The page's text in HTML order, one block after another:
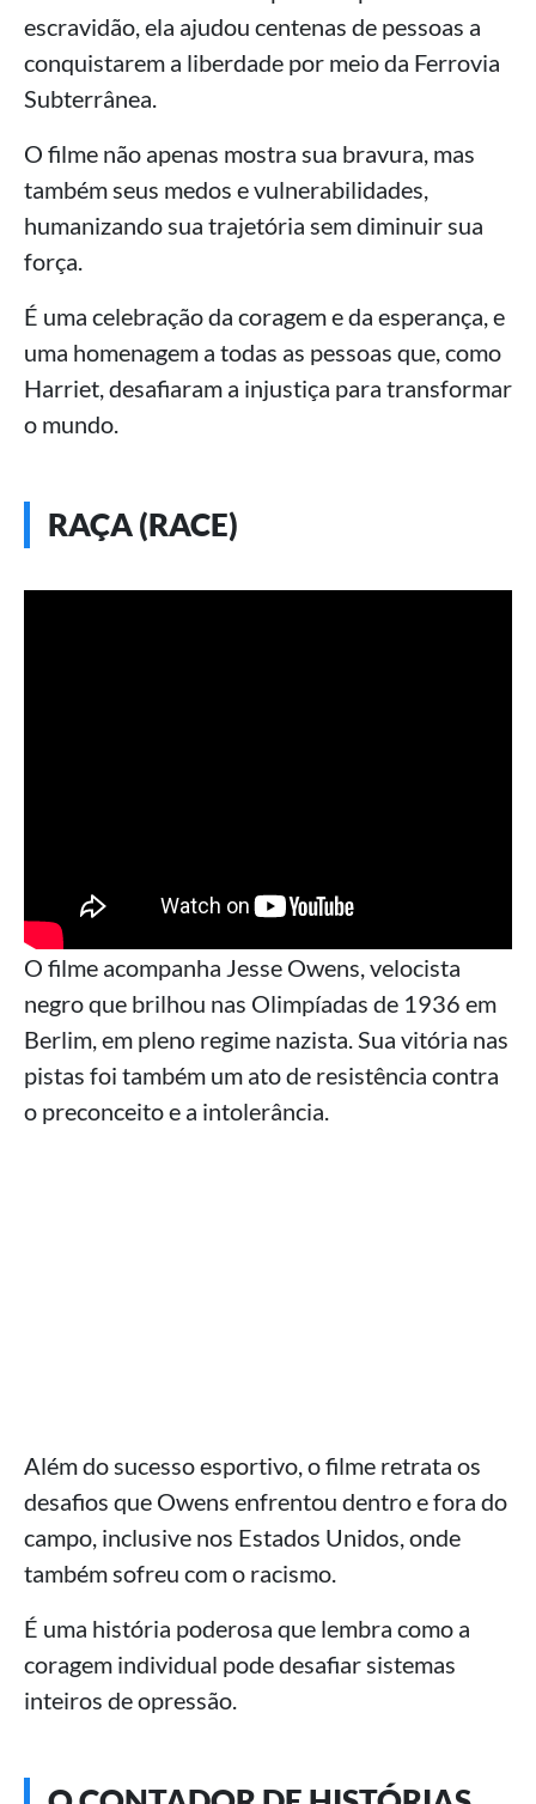
escravidão, ela ajudou centenas de pessoas a
conquistarem a liberdade por meio da Ferrovia
Subterrânea.
O filme não apenas mostra sua bravura, mas
também seus medos e vulnerabilidades,
humanizando sua trajetória sem diminuir sua
força.
É uma celebração da coragem e da esperança, e
uma homenagem a todas as pessoas que, como
Harriet, desafiaram a injustiça para transformar
o mundo.
RAÇA (RACE)
O filme acompanha Jesse Owens, velocista
negro que brilhou nas Olimpíadas de 1936 em
Berlim, em pleno regime nazista. Sua vitória nas
pistas foi também um ato de resistência contra
o preconceito e a intolerância.
Além do sucesso esportivo, o filme retrata os
desafios que Owens enfrentou dentro e fora do
campo, inclusive nos Estados Unidos, onde
também sofreu com o racismo.
É uma história poderosa que lembra como a
coragem individual pode desafiar sistemas
inteiros de opressão.